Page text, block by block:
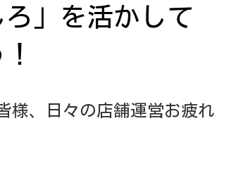
」を活かして
様、日々の店舗運営お疲れ